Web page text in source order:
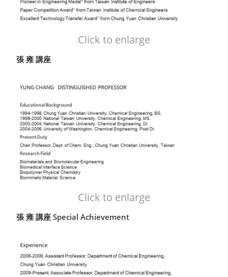
Click to enlarge
張 雍 講座
Click to enlarge
張 雍 講座 Special Achievement